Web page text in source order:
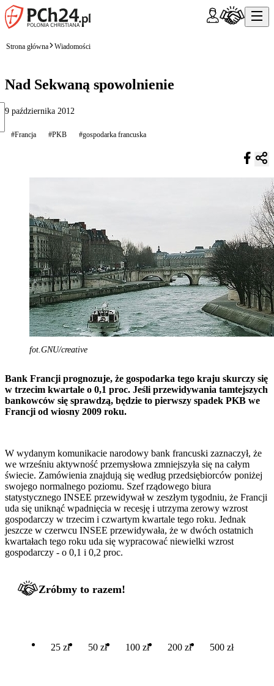
Strona główna Wiadomości
Nad Sekwaną spowolnienie
9 października 2012
#Francja #PKB #gospodarka francuska
fot.GNU/creative
Bank Francji prognozuje, że gospodarka tego kraju skurczy się
w trzecim kwartale o 0,1 proc. Jeśli przewidywania tamtejszych
bankowców się sprawdzą, będzie to pierwszy spadek PKB we
Francji od wiosny 2009 roku.
W wydanym komunikacie narodowy bank francuski zaznaczył, że
we wrześniu aktywność przemysłowa zmniejszyła się na całym
świecie. Zamówienia znajdują się według przedsiębiorców poniżej
swojego normalnego poziomu. Szef rządowego biura
statystycznego INSEE przewidywał w zeszłym tygodniu, że Francji
uda się uniknąć wpadnięcia w recesję i utrzyma zerowy wzrost
gospodarczy w trzecim i czwartym kwartale tego roku. Jednak
jeszcze w czerwcu INSEE przewidywała, że w dwóch ostatnich
kwartałach tego roku uda się wypracować niewielki wzrost
gospodarczy - o 0,1 i 0,2 proc.
Zróbmy to razem!
25 zł 50 zł 100 zł 200 zł 500 zł